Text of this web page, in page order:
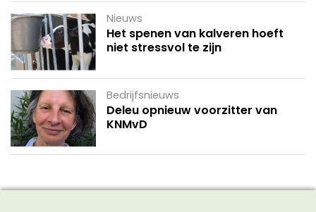
Nieuws
Het spenen van kalveren hoeft
niet stressvol te zijn
Bedrijfsnieuws
Deleu opnieuw voorzitter van
KNMvD